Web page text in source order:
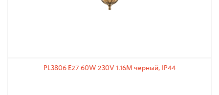
PL3806 E27 60W 230V 1.16M черный, IP44